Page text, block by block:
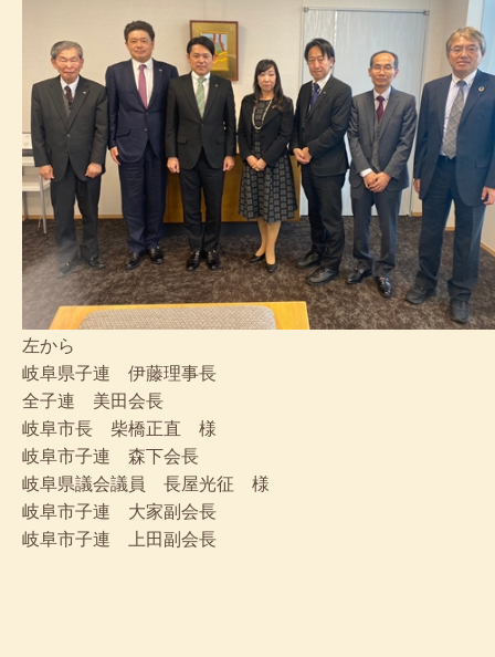
左から
岐阜県子連 伊藤理事長
全子連 美田会長
岐阜市長 柴橋正直 様
岐阜市子連 森下会長
岐阜県議会議員 長屋光征 様
岐阜市子連 大家副会長
岐阜市子連 上田副会長